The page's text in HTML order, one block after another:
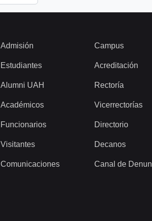
Admisión
Estudiantes
Alumni UAH
Académicos
Funcionarios
Visitantes
Comunicaciones
Campus
Acreditación
Rectoría
Vicerrectorías
Directorio
Decanos
Canal de